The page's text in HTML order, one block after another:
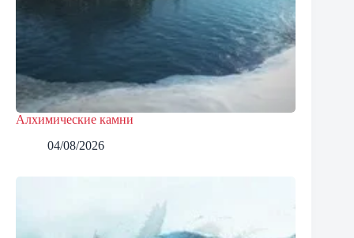
Алхимические камни
04/08/2026